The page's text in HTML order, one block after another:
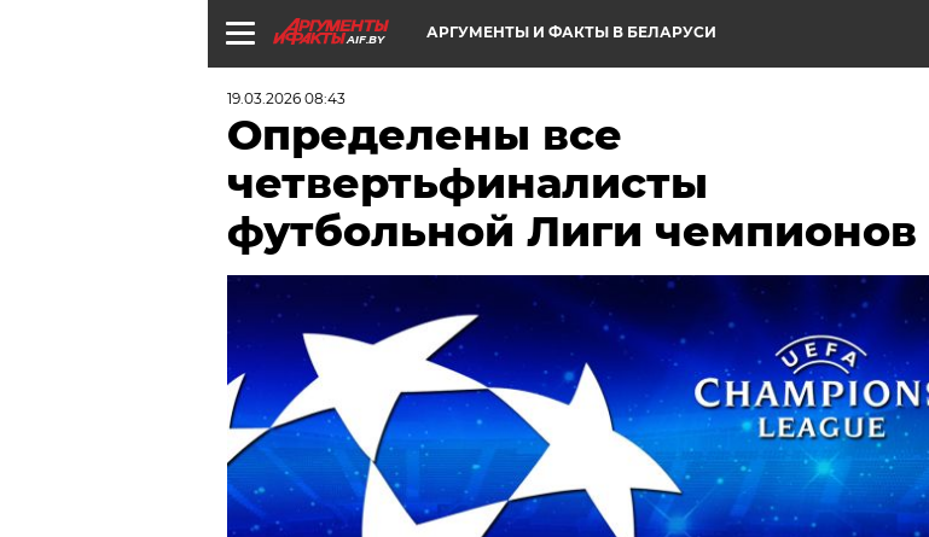
AIF.BY АРГУМЕНТЫ И ФАКТЫ В БЕЛАРУСИ
19.03.2026 08:43
Определены все
четвертьфиналисты
футбольной Лиги чемпионов